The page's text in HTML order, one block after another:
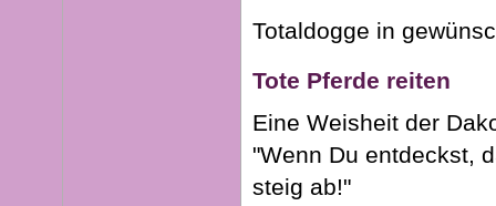
Totaldogge in
Tote Pferde reiten
Eine Weisheit der
"Wenn Du entdeckst,
steig ab!"